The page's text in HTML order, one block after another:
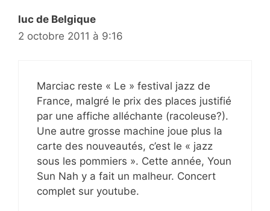
luc de Belgique
2 octobre 2011 à 9:16
Marciac reste « Le » festival jazz de
France, malgré le prix des places justifié
par une affiche alléchante (racoleuse?).
Une autre grosse machine joue plus la
carte des nouveautés, c’est le « jazz
sous les pommiers ». Cette année, Youn
Sun Nah y a fait un malheur. Concert
complet sur youtube.